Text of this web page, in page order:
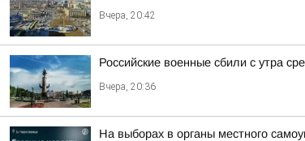
Вчера, 20:42
Российские военные сбили с утра
Вчера, 20:36
На выборах в органы местного